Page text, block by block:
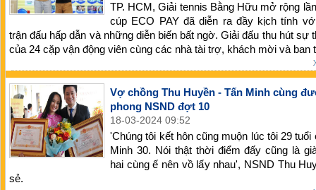
TP. HCM, Giải tennis Bằng Hữu mở rộng
cúp ECO PAY đã diễn ra đầy kịch tính
trận đấu hấp dẫn và những diễn biến bất ngờ. Giải đấu thu hút sự
của 24 cặp vận động viên cùng các nhà tài trợ, khách mời và ban
Vợ chồng Thu Huyền - Tấn Minh cùng
phong NSND đợt 10
18-03-2024 09:52
'Chúng tôi kết hôn cũng muộn lúc tôi 29 tuổi
Minh 30. Nói thật thời điểm đấy cũng là
hai cùng ế nên vồ lấy nhau', NSND Thu
sẻ.